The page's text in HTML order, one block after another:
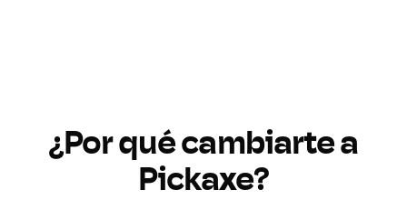
¿Por qué cambiarte a
Pickaxe?